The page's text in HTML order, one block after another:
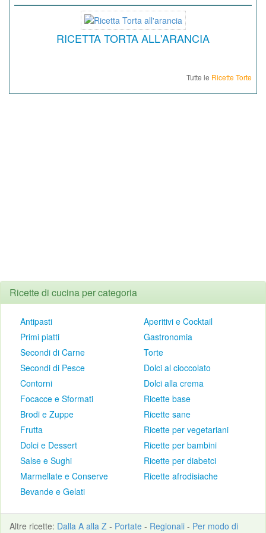
RICETTA TORTA ALL'ARANCIA
Tutte le Ricette Torte
Ricette di cucina per categoria
Antipasti
Primi piatti
Secondi di Carne
Secondi di Pesce
Contorni
Focacce e Sformati
Brodi e Zuppe
Frutta
Dolci e Dessert
Salse e Sughi
Marmellate e Conserve
Bevande e Gelati
Aperitivi e Cocktail
Gastronomia
Torte
Dolci al cioccolato
Dolci alla crema
Ricette base
Ricette sane
Ricette per vegetariani
Ricette per bambini
Ricette per diabetci
Ricette afrodisiache
Altre ricette: Dalla A alla Z - Portate - Regionali - Per modo di